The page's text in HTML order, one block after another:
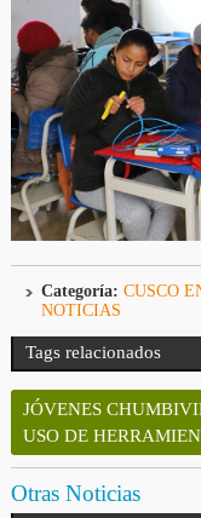
Categoría: CUSCO
NOTICIAS
Tags relacionados
JÓVENES
USO DE
Otras Noticias